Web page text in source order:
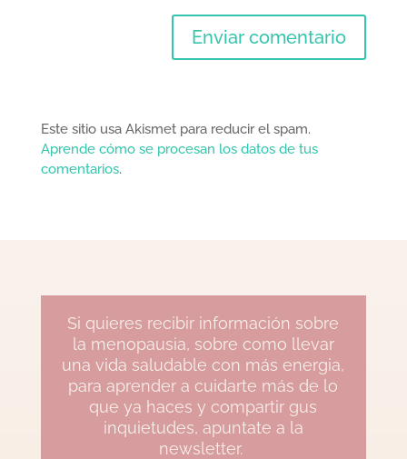
Este sitio usa Akismet para reducir el spam.
Aprende cómo se procesan los datos de tus
comentarios.
Si quieres recibir información sobre
la menopausia, sobre como llevar
una vida saludable con más energia,
para aprender a cuidarte más de lo
que ya haces y compartir gus
inquietudes, apuntate a la
newsletter.